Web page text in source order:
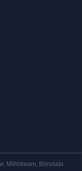
Millistream, Börsdata